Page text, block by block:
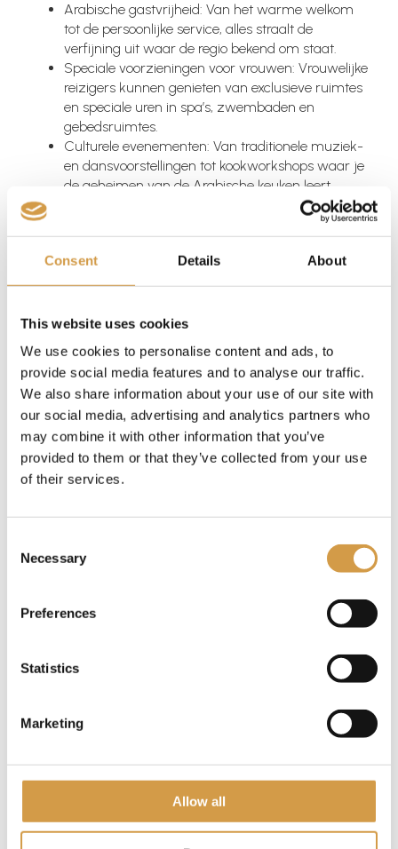
Consent Details About
This website uses cookies
We use cookies to personalise content and ads, to
provide social media features and to analyse our traffic.
We also share information about your use of our site with
our social media, advertising and analytics partners who
may combine it with other information that you’ve
provided to them or that they’ve collected from your use
of their services.
Selection
Necessary
Preferences
Statistics
Marketing
Allow all
Arabische gastvrijheid: Van het warme welkom
tot de persoonlijke service, alles straalt de
verfijning uit waar de regio bekend om staat.
Speciale voorzieningen voor vrouwen: Vrouwelijke
reizigers kunnen genieten van exclusieve ruimtes
en speciale uren in spa’s, zwembaden en
gebedsruimtes.
Culturele evenementen: Van traditionele muziek-
en dansvoorstellingen tot kookworkshops waar je
de geheimen van de Arabische keuken leert
Waarom kiezen voor
AROYA cruises?
een reis van ontdekkingen. Of je nu:
…de geschiedenis van oude beschavingen wilt
ervaren in Petra of Luxor,
…de ongerepte koraalriffen van de Rode Zee wilt
verkennen,
…of simpelweg wilt ontspannen in een ambiance
Praktische informatie en
boekingen